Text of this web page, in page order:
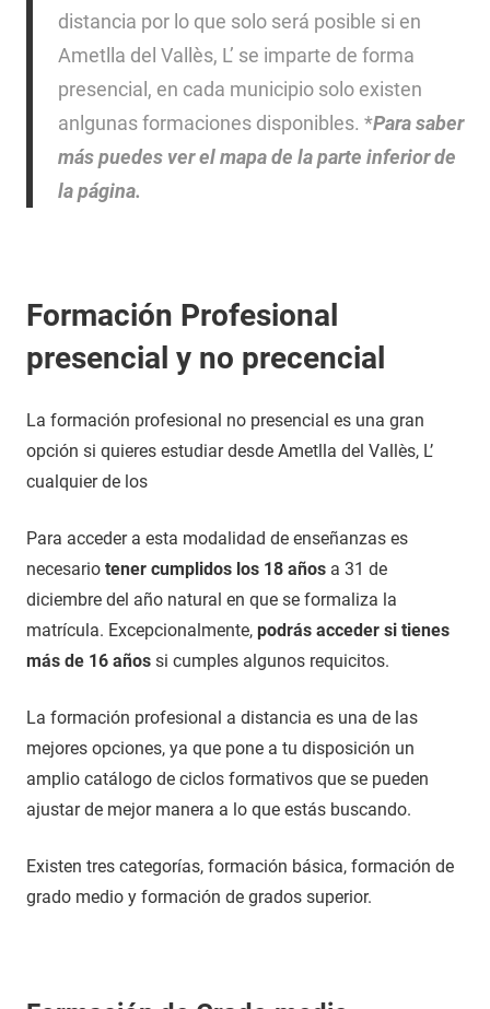
distancia por lo que solo será posible si en
Ametlla del Vallès, L’ se imparte de forma
presencial, en cada municipio solo existen
anlgunas formaciones disponibles. *Para saber
más puedes ver el mapa de la parte inferior de
la página.
Formación Profesional
presencial y no precencial
La formación profesional no presencial es una gran
opción si quieres estudiar desde Ametlla del Vallès, L’
cualquier de los
Para acceder a esta modalidad de enseñanzas es
necesario tener cumplidos los 18 años a 31 de
diciembre del año natural en que se formaliza la
matrícula. Excepcionalmente, podrás acceder si tienes
más de 16 años si cumples algunos requicitos.
La formación profesional a distancia es una de las
mejores opciones, ya que pone a tu disposición un
amplio catálogo de ciclos formativos que se pueden
ajustar de mejor manera a lo que estás buscando.
Existen tres categorías, formación básica, formación de
grado medio y formación de grados superior.